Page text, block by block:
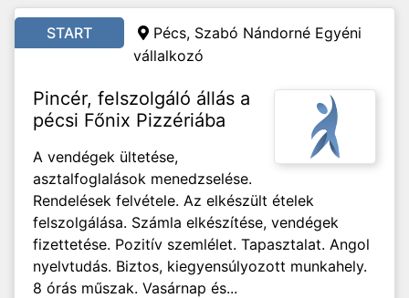
START
Pécs, Szabó Nándorné Egyéni
vállalkozó
Pincér, felszolgáló állás a
pécsi Főnix Pizzériába
A vendégek ültetése,
asztalfoglalások menedzselése.
Rendelések felvétele. Az elkészült ételek
felszolgálása. Számla elkészítése, vendégek
fizettetése. Pozitív szemlélet. Tapasztalat. Angol
nyelvtudás. Biztos, kiegyensúlyozott munkahely.
8 órás műszak. Vasárnap és...